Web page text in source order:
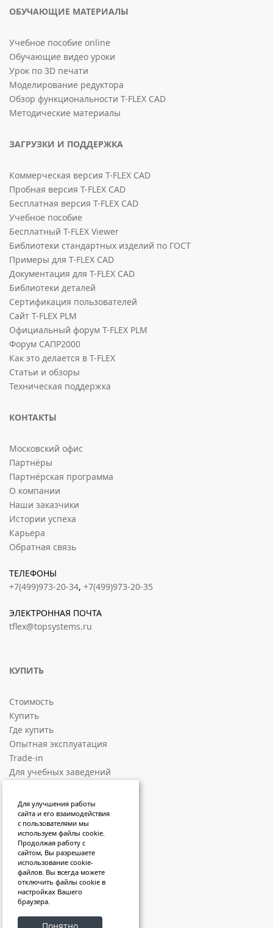
ОБУЧАЮЩИЕ МАТЕРИАЛЫ
Учебное пособие online
Обучающие видео уроки
Урок по 3D печати
Моделирование редуктора
Обзор функциональности T-FLEX CAD
Методические материалы
ЗАГРУЗКИ И ПОДДЕРЖКА
Коммерческая версия T-FLEX CAD
Пробная версия T-FLEX CAD
Бесплатная версия T-FLEX CAD
Учебное пособие
Бесплатный T-FLEX Viewer
Библиотеки стандартных изделий по ГОСТ
Примеры для T-FLEX CAD
Документация для T-FLEX CAD
Библиотеки деталей
Сертификация пользователей
Сайт T-FLEX PLM
Официальный форум T-FLEX PLM
Форум САПР2000
Как это делается в T-FLEX
Статьи и обзоры
Техническая поддержка
КОНТАКТЫ
Московский офис
Партнёры
Партнёрская программа
О компании
Наши заказчики
Истории успеха
Карьера
Обратная связь
ТЕЛЕФОНЫ
+7(499)973-20-34, +7(499)973-20-35
ЭЛЕКТРОННАЯ ПОЧТА
tflex@topsystems.ru
КУПИТЬ
Стоимость
Купить
Где купить
Опытная эксплуатация
Trade-in
Для учебных заведений
СОЦИАЛЬНЫЕ ПЛОЩАДКИ
ВКонтакте
RuTube
VK Video
Sketchfab
Яндекс Дзен
Telegram
Для улучшения работы
сайта и его взаимодействия
с пользователями мы
используем файлы cookie.
Продолжая работу с
сайтом, Вы разрешаете
использование cookie-
файлов. Вы всегда можете
отключить файлы cookie в
настройках Вашего
браузера.